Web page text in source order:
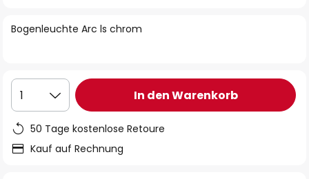
springen
Bogenleuchte Arc ls chrom
1 In den Warenkorb
50 Tage kostenlose Retoure
Kauf auf Rechnung